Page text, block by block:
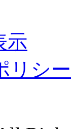
示
リシー